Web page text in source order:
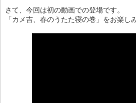
さて、今回は初の動画での登場です。
「カメ吉、春のうたた寝の巻」をお楽し